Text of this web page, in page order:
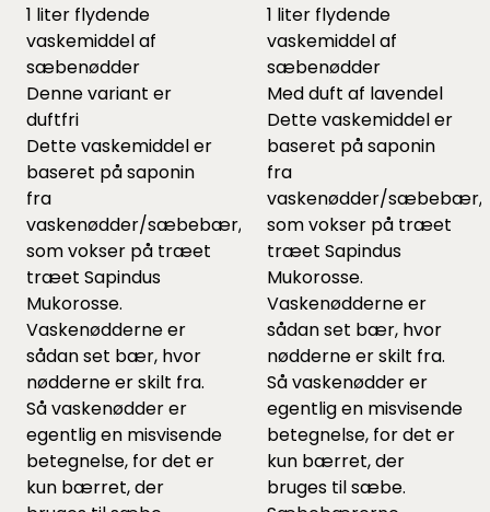
1 liter flydende
vaskemiddel af
sæbenødder
Denne variant er
duftfri
Dette vaskemiddel er
baseret på saponin
fra
vaskenødder/sæbebær,
som vokser på træet
træet Sapindus
Mukorosse.
Vaskenødderne er
sådan set bær, hvor
nødderne er skilt fra.
Så vaskenødder er
egentlig en misvisende
betegnelse, for det er
kun bærret, der
1 liter flydende
vaskemiddel af
sæbenødder
Med duft af lavendel
Dette vaskemiddel er
baseret på saponin
fra
vaskenødder/sæbebær,
som vokser på træet
træet Sapindus
Mukorosse.
Vaskenødderne er
sådan set bær, hvor
nødderne er skilt fra.
Så vaskenødder er
egentlig en misvisende
betegnelse, for det er
kun bærret, der
bruges til sæbe.